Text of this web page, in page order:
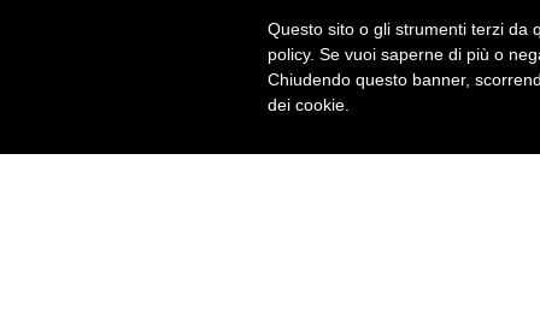
Questo sito o gli strumenti terzi da
policy. Se vuoi saperne di più o
Chiudendo questo banner,
dei cookie.